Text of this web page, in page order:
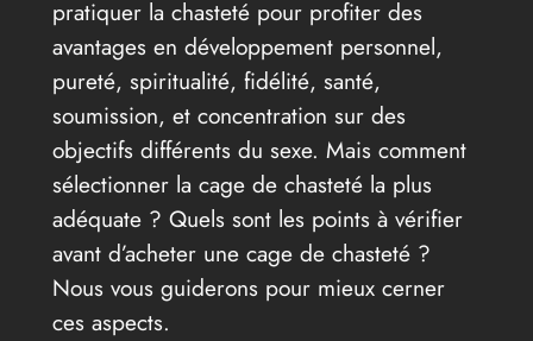
pratiquer la chasteté pour profiter des
avantages en développement personnel,
pureté, spiritualité, fidélité, santé,
soumission, et concentration sur des
objectifs différents du sexe. Mais comment
sélectionner la cage de chasteté la plus
adéquate ? Quels sont les points à vérifier
avant d’acheter une cage de chasteté ?
Nous vous guiderons pour mieux cerner
ces aspects.